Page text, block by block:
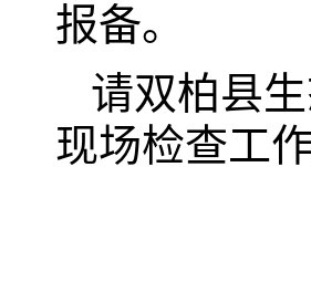
报备。
请双柏县
现场检查工作